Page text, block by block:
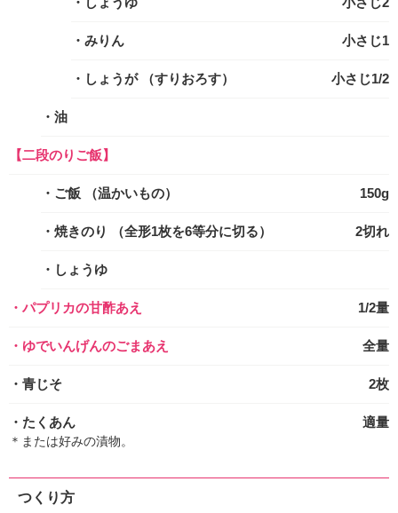
・みりん 小さじ1
・しょうが （すりおろす） 小さじ1/2
・油
【二段のりご飯】
・ご飯 （温かいもの） 150g
・焼きのり （全形1枚を6等分に切る） 2切れ
・しょうゆ
・パプリカの甘酢あえ 1/2量
・ゆでいんげんのごまあえ 全量
・青じそ 2枚
・たくあん 適量
＊または好みの漬物。
つくり方